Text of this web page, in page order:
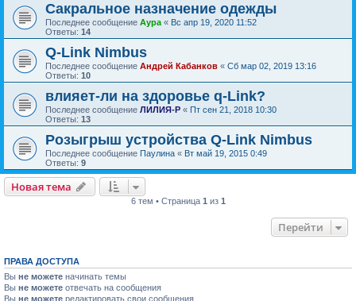
Сакральное назначение одежды
Последнее сообщение Аура « Вс апр 19, 2020 11:52
Ответы: 14
Q-Link Nimbus
Последнее сообщение Андрей Кабанков « Сб мар 02, 2019 13:16
Ответы: 10
влияет-ли на здоровье q-Link?
Последнее сообщение ЛИЛИЯ-Р « Пт сен 21, 2018 10:30
Ответы: 13
Розыгрыш устройства Q-Link Nimbus
Последнее сообщение Паулина « Вт май 19, 2015 0:49
Ответы: 9
Новая тема
6 тем • Страница 1 из 1
Перейти
ПРАВА ДОСТУПА
Вы не можете начинать темы
Вы не можете отвечать на сообщения
Вы не можете редактировать свои сообщения